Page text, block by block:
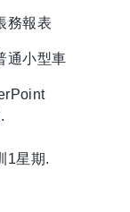
務報表
通小型車
1星期.